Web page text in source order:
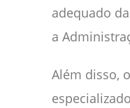
adequado
a
Além disso,